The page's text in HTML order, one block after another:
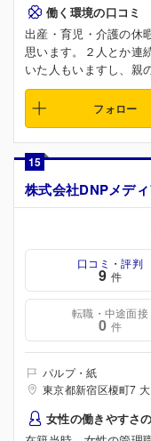
働く環境の口コミ
出産・育児・介護の休
思います。２人とか連
いた人もいますし、親
フォロー
15
株式会社DNPメデ
口コミ・評判
9 件
転職・中途面接
0 件
パルプ・紙
東京都新宿区榎町7
女性の働きやすさ